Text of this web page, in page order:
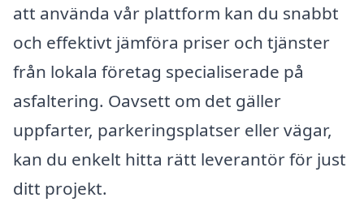
att använda vår plattform kan du snabbt
och effektivt jämföra priser och tjänster
från lokala företag specialiserade på
asfaltering. Oavsett om det gäller
uppfarter, parkeringsplatser eller vägar,
kan du enkelt hitta rätt leverantör för just
ditt projekt.